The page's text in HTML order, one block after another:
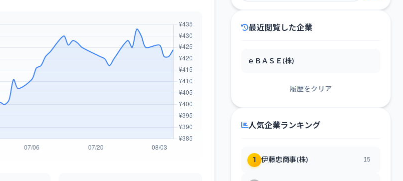
最近閲覧した企業
ｅＢＡＳＥ(株)
履歴をクリア
人気企業ランキング
1 伊藤忠商事(株) 15